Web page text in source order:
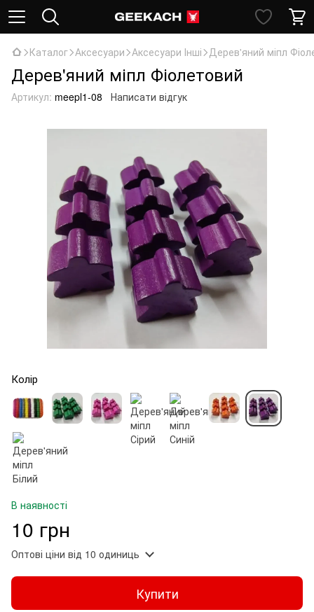
Каталог Аксесуари Аксесуари Інші Дерев'яний міпл
Дерев'яний міпл Фіолетовий
Артикул: meepl1-08 Написати відгук
Колір
В наявності
10 грн
Оптові ціни від 10 одиниць
Купити